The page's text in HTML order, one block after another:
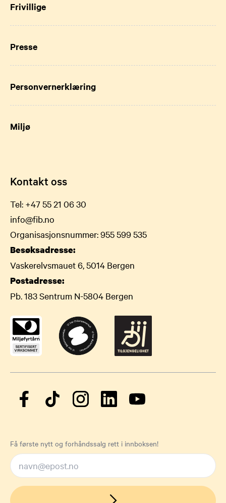
Frivillige
Presse
Personvernerklæring
Miljø
Kontakt oss
Tel: +47 55 21 06 30
info@fib.no
Organisasjonsnummer: 955 599 535
Besøksadresse:
Vaskerelvsmauet 6, 5014 Bergen
Postadresse:
Pb. 183 Sentrum N-5804 Bergen
Få første nytt og forhåndssalg rett i innboksen!